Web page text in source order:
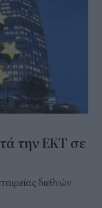
την ΕΚΤ σε
διεθνών